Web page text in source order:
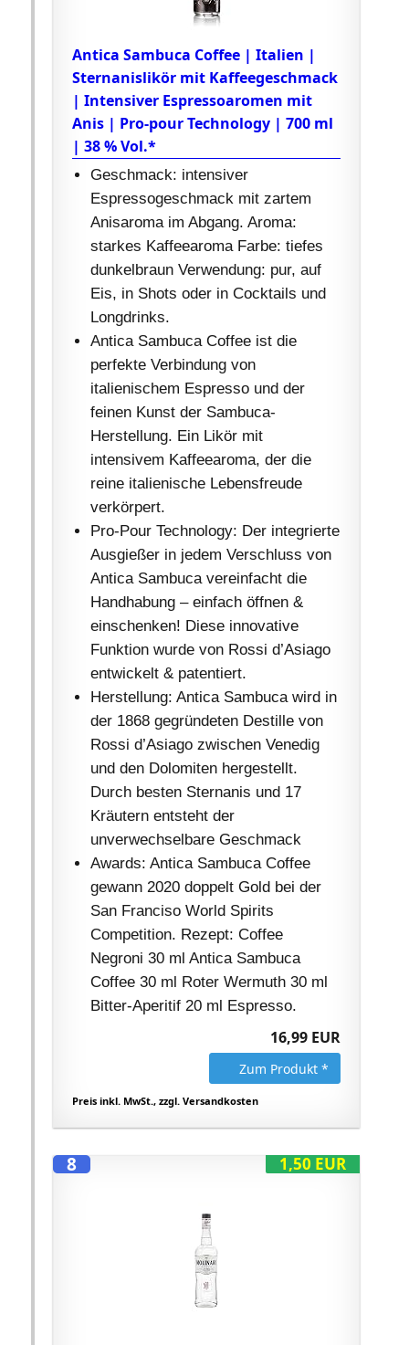
Antica Sambuca Coffee | Italien |
Sternanislikör mit Kaffeegeschmack
| Intensiver Espressoaromen mit
Anis | Pro-pour Technology | 700 ml
| 38 % Vol.*
Geschmack: intensiver
Espressogeschmack mit zartem
Anisaroma im Abgang. Aroma:
starkes Kaffeearoma Farbe: tiefes
dunkelbraun Verwendung: pur, auf
Eis, in Shots oder in Cocktails und
Longdrinks.
Antica Sambuca Coffee ist die
perfekte Verbindung von
italienischem Espresso und der
feinen Kunst der Sambuca-
Herstellung. Ein Likör mit
intensivem Kaffeearoma, der die
reine italienische Lebensfreude
verkörpert.
Pro-Pour Technology: Der integrierte
Ausgießer in jedem Verschluss von
Antica Sambuca vereinfacht die
Handhabung – einfach öffnen &
einschenken! Diese innovative
Funktion wurde von Rossi d’Asiago
entwickelt & patentiert.
Herstellung: Antica Sambuca wird in
der 1868 gegründeten Destille von
Rossi d’Asiago zwischen Venedig
und den Dolomiten hergestellt.
Durch besten Sternanis und 17
Kräutern entsteht der
unverwechselbare Geschmack
Awards: Antica Sambuca Coffee
gewann 2020 doppelt Gold bei der
San Franciso World Spirits
Competition. Rezept: Coffee
Negroni 30 ml Antica Sambuca
Coffee 30 ml Roter Wermuth 30 ml
Bitter-Aperitif 20 ml Espresso.
16,99 EUR
Zum Produkt *
Preis inkl. MwSt., zzgl. Versandkosten
1,50 EUR
8